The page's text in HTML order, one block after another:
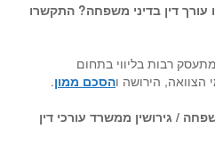
עורך דין בדיני משפחה? התקשרו
מתעסק רבות בליווי בתחום
הצוואה, הירושה והסכם ממון.
/ גירושין ממשרד עורכי דין